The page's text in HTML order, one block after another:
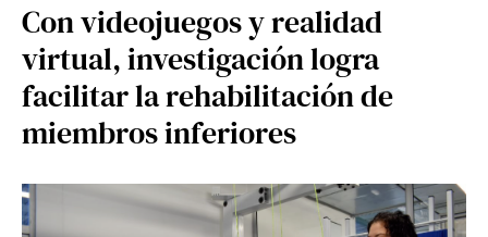
Con videojuegos y realidad
virtual, investigación logra
facilitar la rehabilitación de
miembros inferiores